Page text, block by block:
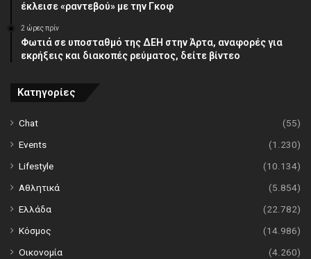
έκλεισε «ραντεβού» με την Γκοφ
2 ώρες πρίν
Φωτιά σε υποσταθμό της ΔΕΗ στην Άρτα, αναφορές για
εκρήξεις και διακοπές ρεύματος, δείτε βίντεο
Κατηγορίες
Chat
(55)
Events
(1.230)
Lifestyle
(10.134)
Αθλητικά
(5.854)
Ελλάδα
(22.782)
Κόσμος
(14.986)
Οικονομία
(4.260)